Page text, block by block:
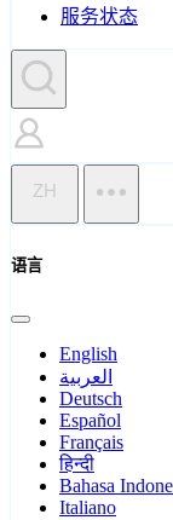
服务状态
ZH
语言
English
العربية
Deutsch
Español
Français
हिन्दी
Bahasa
Italiano